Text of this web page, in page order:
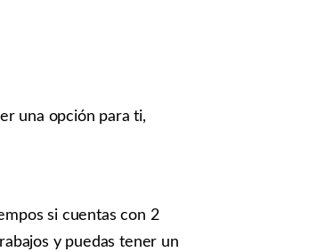
una opción para ti,
si cuentas con 2
y puedas tener un